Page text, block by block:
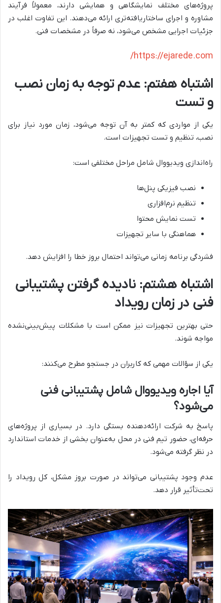
پروژه‌های مختلف نمایشگاهی و همایشی دارند، معمولاً فرآیند
مشاوره و اجرای ساختاریافته‌تری ارائه می‌دهند. این تفاوت اغلب در
جزئیات اجرایی مشخص می‌شود، نه صرفاً در مشخصات فنی.
https://ejarede.com/
اشتباه هفتم: عدم توجه به زمان نصب
و تست
یکی از مواردی که کمتر به آن توجه می‌شود، زمان مورد نیاز برای
نصب، تنظیم و تست تجهیزات است.
راه‌اندازی ویدیووال شامل مراحل مختلفی است:
نصب فیزیکی پنل‌ها
تنظیم نرم‌افزاری
تست نمایش محتوا
هماهنگی با سایر تجهیزات
فشردگی برنامه زمانی می‌تواند احتمال بروز خطا را افزایش دهد.
اشتباه هشتم: نادیده گرفتن پشتیبانی
فنی در زمان رویداد
حتی بهترین تجهیزات نیز ممکن است با مشکلات پیش‌بینی‌نشده
مواجه شوند.
یکی از سؤالات مهمی که کاربران در جستجو مطرح می‌کنند:
آیا اجاره ویدیووال شامل پشتیبانی فنی
می‌شود؟
پاسخ به شرکت ارائه‌دهنده بستگی دارد. در بسیاری از پروژه‌های
حرفه‌ای، حضور تیم فنی در محل به‌عنوان بخشی از خدمات استاندارد
در نظر گرفته می‌شود.
عدم وجود پشتیبانی می‌تواند در صورت بروز مشکل، کل رویداد را
تحت‌تأثیر قرار دهد.